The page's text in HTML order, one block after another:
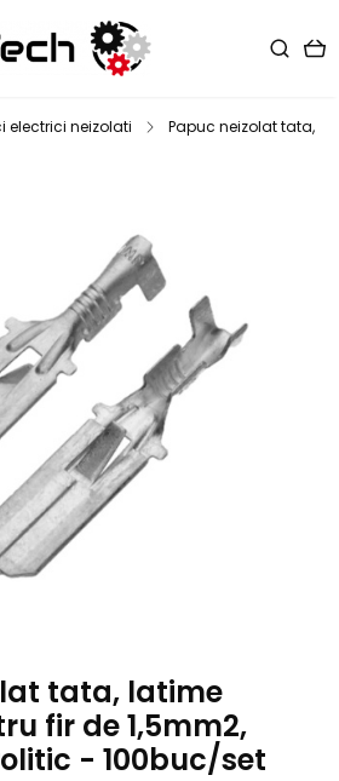
electrici neizolati Papuc neizolat tata,
tata, latime
fir de 1,5mm2,
- 100buc/set